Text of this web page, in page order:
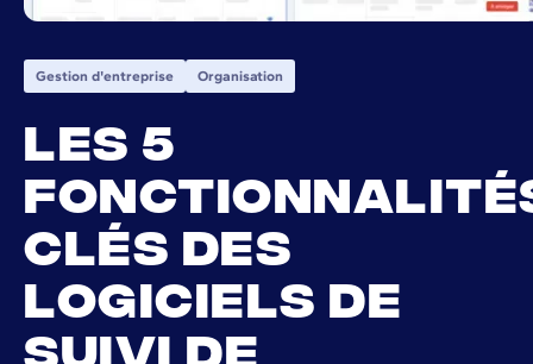
Gestion d'entreprise Organisation
Les 5
clés des
logiciels de
suivi de